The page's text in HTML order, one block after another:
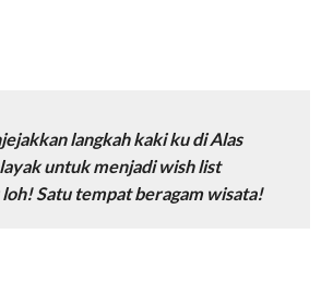
langkah kaki ku di Alas
untuk menjadiwish list
Satu tempat beragam wisata!